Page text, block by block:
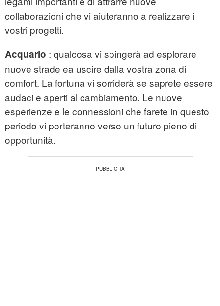
collaborazioni che vi aiuteranno a realizzare i
vostri progetti.
Acquario : qualcosa vi spingerà ad esplorare
nuove strade ea uscire dalla vostra zona di
comfort. La fortuna vi sorriderà se saprete essere
audaci e aperti al cambiamento. Le nuove
esperienze e le connessioni che farete in questo
periodo vi porteranno verso un futuro pieno di
opportunità.